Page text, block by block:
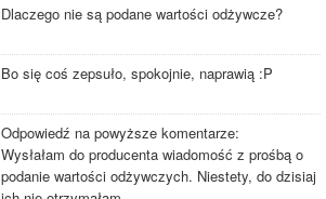
Dlaczego nie są podane wartości odżywcze?
Bo się coś zepsuło, spokojnie, naprawią :P
Odpowiedź na powyższe komentarze:
Wysłałam do producenta wiadomość z prośbą o
podanie wartości odżywczych. Niestety, do dzisiaj